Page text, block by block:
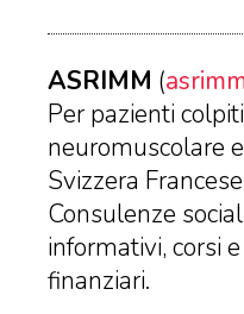
ASRIMM (
Per pazienti
neuromuscolare
Svizzera
Consulenze
informativi, corsi
finanziari.